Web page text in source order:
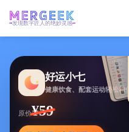
发现数字匠人的绝妙灵感
好运小七
健康饮食、配套运动轻松相伴
原价¥59